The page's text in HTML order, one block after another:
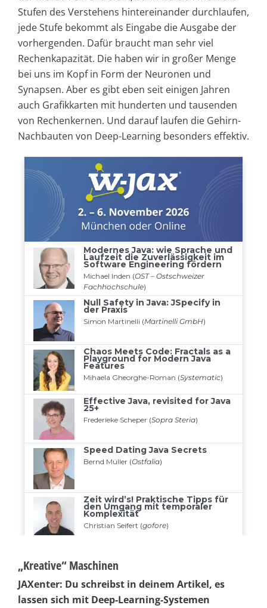
Stufen des Verstehens hintereinander durchlaufen,
jede Stufe bekommt als Eingabe die Ausgabe der
vorhergenden. Dafür braucht man sehr viel
Rechenkapazität. Die haben wir in großer Menge
bei uns im Kopf in Form der Neuronen und
Synapsen. Aber es gibt eben seit einigen Jahren
auch Grafikkarten mit hunderten und tausenden
von Rechenkernen. Und darauf laufen die Gehirn-
Nachbauten von Deep-Learning besonders effektiv.
„Kreative“ Maschinen
JAXenter: Du schreibst in deinem Artikel, es
lassen sich mit Deep-Learning-Systemen